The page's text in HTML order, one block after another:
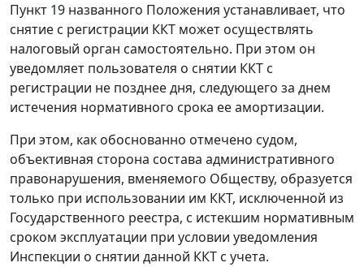
Пункт 19 названного Положения устанавливает, что
снятие с регистрации ККТ может осуществлять
налоговый орган самостоятельно. При этом он
уведомляет пользователя о снятии ККТ с
регистрации не позднее дня, следующего за днем
истечения нормативного срока ее амортизации.
При этом, как обоснованно отмечено судом,
объективная сторона состава административного
правонарушения, вменяемого Обществу, образуется
только при использовании им ККТ, исключенной из
Государственного реестра, с истекшим нормативным
сроком эксплуатации при условии уведомления
Инспекции о снятии данной ККТ с учета.